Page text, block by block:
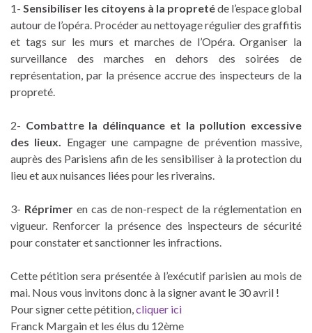
1- Sensibiliser les citoyens à la propretéde l’espace global
autour de l’opéra. Procéder au nettoyage régulier des graffitis
et tags sur les murs et marches de l’Opéra. Organiser la
surveillance des marches en dehors des soirées de
représentation, par la présence accrue des inspecteurs de la
propreté.
2- Combattre la délinquance et la pollution excessive
des lieux.
Engager une campagne de prévention massive,
auprès des Parisiens afin de les sensibiliser à la protection du
lieu et aux nuisances liées pour les riverains.
3- Réprimeren cas de non-respect de la réglementation en
vigueur. Renforcer la présence des inspecteurs de sécurité
pour constater et sanctionner les infractions.
Cette pétition sera présentée à l’exécutif parisien au mois de
mai. Nous vous invitons donc à la signer avant le 30 avril !
Pour signer cette pétition, cliquer ici
Franck Margain et les élus du 12ème